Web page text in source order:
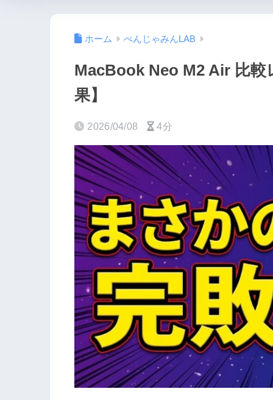
ホーム べんじゃみんLAB
MacBook Neo M2 Air 比
果】
2026/04/08 4分